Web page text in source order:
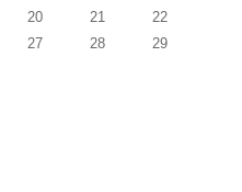
20 21
22
27 28
29